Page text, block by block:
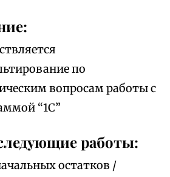
по
вопросам работы с
“1С”
работы:
остатков /